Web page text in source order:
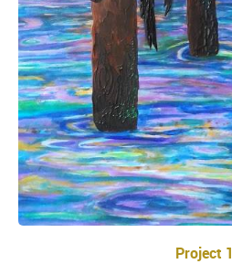
Project 1